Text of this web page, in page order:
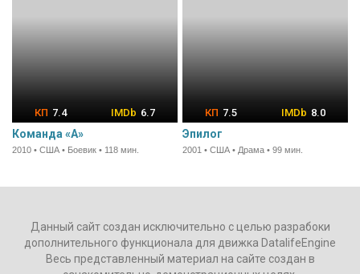
7.4 6.7
Команда «А»
2010 • США • Боевик • 118 мин.
7.5 8.0
Эпилог
2001 • США • Драма • 99 мин.
Данный сайт создан исключительно с целью разрабоки
дополнительного функционала для движка DatalifeEngine
Весь представленный материал на сайте создан в